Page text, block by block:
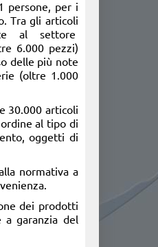
persone, per i
Tra gli articoli
al settore
6.000 pezzi)
delle più note
(oltre 1.000
30.000 articoli
al tipo di
oggetti di
normativa a
dei prodotti
a garanzia del